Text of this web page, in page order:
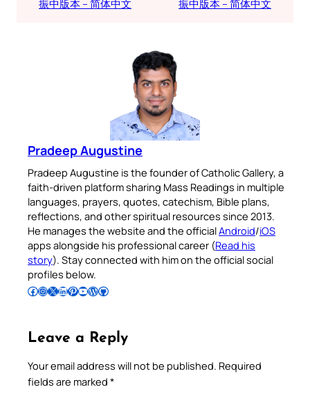
振中版本 – 简体中文 振中版本 – 简体中文
Pradeep Augustine
Pradeep Augustine is the founder of Catholic Gallery, a
faith-driven platform sharing Mass Readings in multiple
languages, prayers, quotes, catechism, Bible plans,
reflections, and other spiritual resources since 2013.
He manages the website and the officialAndroid/iOS
apps alongside his professional career (Read his
story). Stay connected with him on the official social
profiles below.
Follow Pradeep on Facebook Follow Pradeep on InstagramFollow Pradeep on X Follow Pradeep on LinkedIn Follow Pradeep on Pinterest Subscribe to Pradeep’s Youtube Channel Follow Pradeep on WordPress Follow Pradeep on GitHub
Leave a Reply
Your email address will not be published. Required
fields are marked *